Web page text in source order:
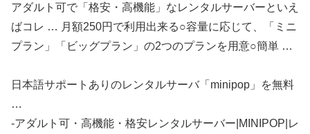
アダルト可で「格安・高機能」なレンタルサーバーといえ
ばコレ … 月額250円で利用出来る○容量に応じて、「ミニ
プラン」「ビッグプラン」の2つのプランを用意○簡単 …
日本語サポートありのレンタルサーバ「minipop」を無料
…
-アダルト可・高機能・格安レンタルサーバー|MINIPOP|レ